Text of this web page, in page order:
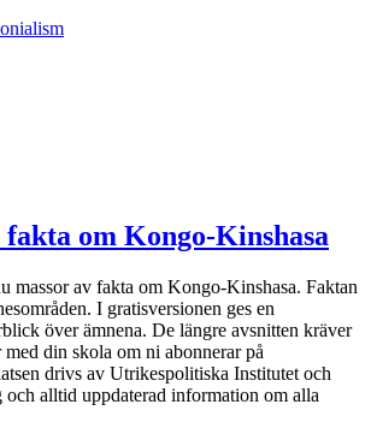
om Kongo-Kinshasa
massor av fakta om Kongo-Kinshasa. Faktan
I gratisversionen ges en
över ämnena. De längre avsnitten kräver
din skola om ni abonnerar på
drivs av Utrikespolitiska Institutet och
alltid uppdaterad information om alla